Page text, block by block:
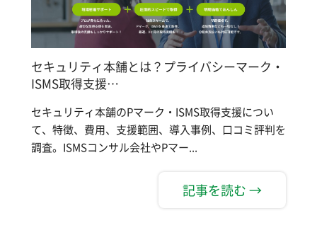
セキュリティ本舗とは？プライバシーマーク・
ISMS取得支援…
セキュリティ本舗のPマーク・ISMS取得支援につい
て、特徴、費用、支援範囲、導入事例、口コミ評判を
調査。ISMSコンサル会社やPマー...
記事を読む →